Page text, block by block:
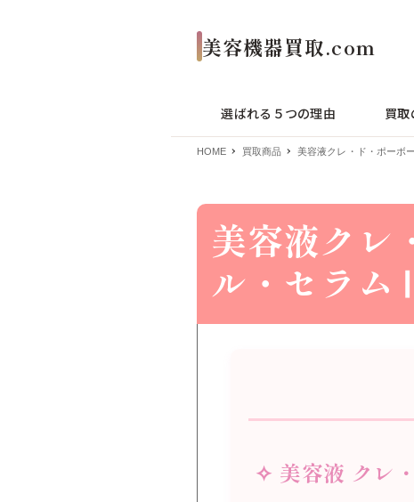
選ばれる５つの理由 買取
HOME 買取商品 美容液クレ・ド・ポーボ
美容液クレ
ル・セラ
✧ 美容液 クレ